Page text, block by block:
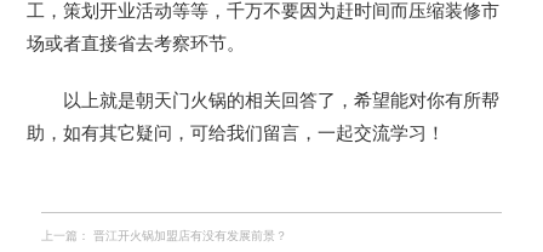
工，策划开业活动等等，千万不要因为赶时间而压缩装修市
场或者直接省去考察环节。
以上就是朝天门火锅的相关回答了，希望能对你有所帮
助，如有其它疑问，可给我们留言，一起交流学习！
上一篇： 晋江开火锅加盟店有没有发展前景？